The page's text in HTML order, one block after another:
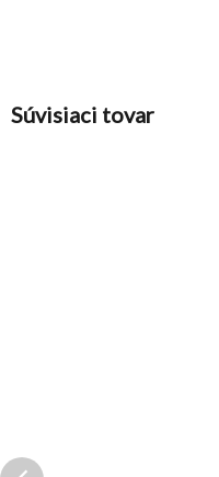
Súvisiaci tovar